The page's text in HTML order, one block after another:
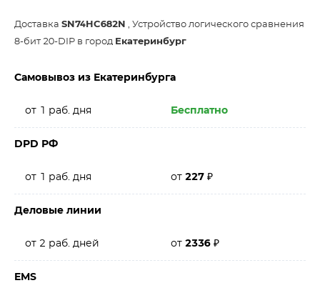
Доставка SN74HC682N , Устройство логического сравнения
8-бит 20-DIP в город Екатеринбург
Самовывоз из Екатеринбурга
от 1 раб. дня Бесплатно
DPD РФ
от 1 раб. дня от 227 ₽
Деловые линии
от 2 раб. дней от 2336 ₽
EMS